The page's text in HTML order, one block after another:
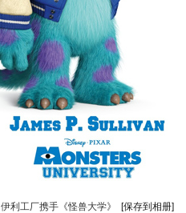
伊利工厂携手《怪兽大学》 [保存到相册]